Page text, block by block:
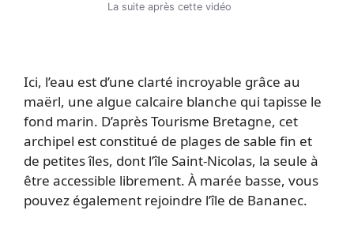
La suite après cette vidéo
Ici, l’eau est d’une clarté incroyable grâce au
maërl, une algue calcaire blanche qui tapisse le
fond marin. D’après Tourisme Bretagne, cet
archipel est constitué de plages de sable fin et
de petites îles, dont l’île Saint-Nicolas, la seule à
être accessible librement. À marée basse, vous
pouvez également rejoindre l’île de Bananec.